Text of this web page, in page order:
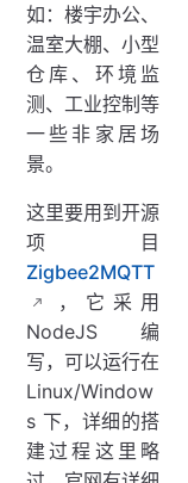
可视化看板
创建看板
添加看板组件
看板全屏
设计 App 界面
小米智能电源
小米智能开关
门窗传感器
温湿度传感器
创建用户 App
告警通知
如：楼宇办公、
温室大棚、小型
仓库、环境监
测、工业控制等
一些非家居场
景。
这里要用到开源
项目
Zigbee2MQTT
，它采用
NodeJS 编
写，可以运行在
Linux/Window
s 下，详细的搭
建过程这里略